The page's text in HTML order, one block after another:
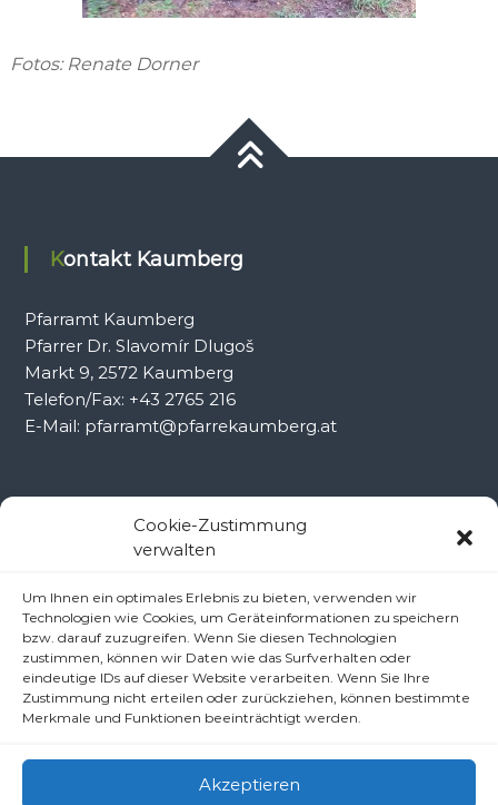
Cookie-Zustimmung
verwalten
Um Ihnen ein optimales Erlebnis zu bieten, verwenden wir
Technologien wie Cookies, um Geräteinformationen zu speichern
bzw. darauf zuzugreifen. Wenn Sie diesen Technologien
zustimmen, können wir Daten wie das Surfverhalten oder
eindeutige IDs auf dieser Website verarbeiten. Wenn Sie Ihre
Zustimmung nicht erteilen oder zurückziehen, können bestimmte
Merkmale und Funktionen beeinträchtigt werden.
Akzeptieren
Fotos: Renate Dorner
Kontakt Kaumberg
Pfarramt Kaumberg
Pfarrer Dr. Slavomír Dlugoš
Markt 9, 2572 Kaumberg
Telefon/Fax: +43 2765 216
E-Mail: pfarramt@pfarrekaumberg.at
Kontakt Ramsau
Pfarrer Dr. Slavomír Dlugoš
Oberdörfl 8, 3172 Ramsau
Telefon: +43 2764 8240
E-Mail: pfarre.ramsau@gmx.at